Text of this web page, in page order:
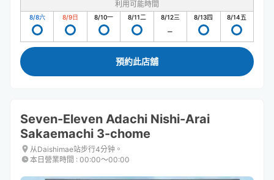
利用可能時間
8/8六 8/9日 8/10一 8/11二 8/12三 8/13四 8/14五
預約此店舖
Seven-Eleven Adachi Nishi-Arai
Sakaemachi 3-chome
从Daishimae站步行4分钟。
本日營業時間 : 00:00〜00:00